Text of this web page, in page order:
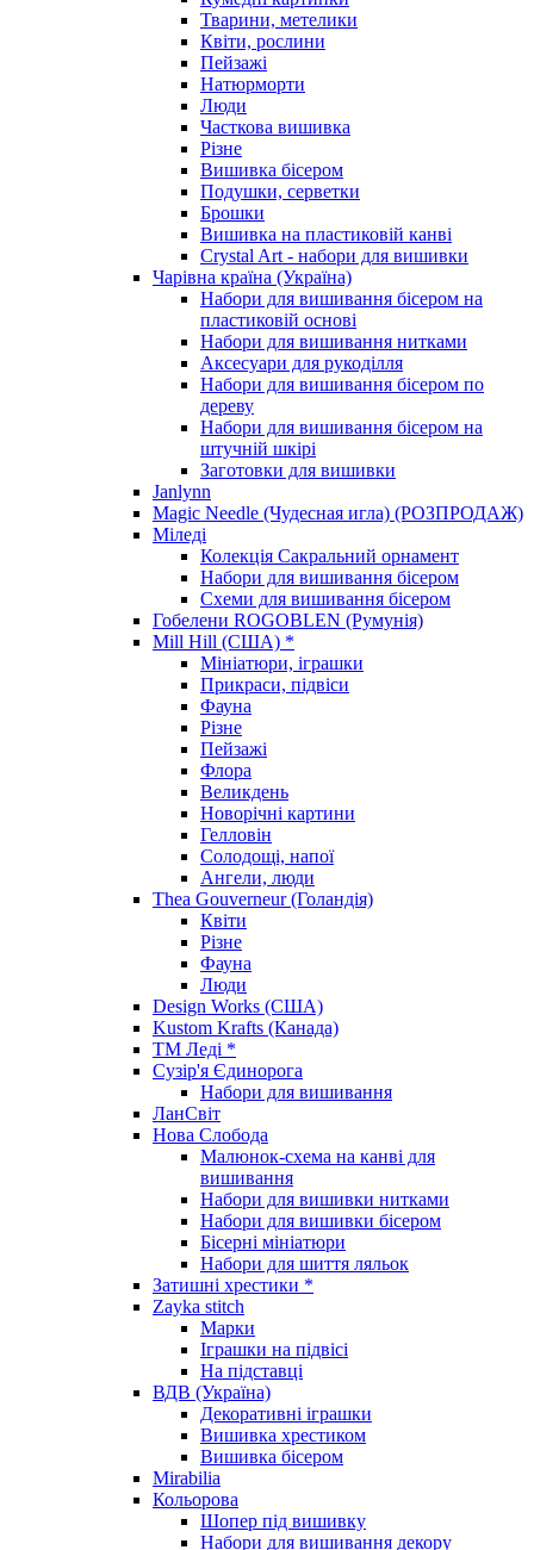
Тварини, метелики
Квіти, рослини
Пейзажі
Натюрморти
Люди
Часткова вишивка
Різне
Вишивка бісером
Подушки, серветки
Брошки
Вишивка на пластиковій канві
Crystal Art - набори для вишивки
Чарівна країна (Україна)
Набори для вишивання бісером на
пластиковій основі
Набори для вишивання нитками
Аксесуари для рукоділля
Набори для вишивання бісером по
дереву
Набори для вишивання бісером на
штучній шкірі
Заготовки для вишивки
Janlynn
Magic Needle (Чудесная игла) (РОЗПРОДАЖ)
Міледі
Колекція Сакральний орнамент
Набори для вишивання бісером
Схеми для вишивання бісером
Гобелени ROGOBLEN (Румунія)
Mill Hill (США) *
Мініатюри, іграшки
Прикраси, підвіси
Фауна
Різне
Пейзажі
Флора
Великдень
Новорічні картини
Гелловін
Солодощі, напої
Ангели, люди
Thea Gouverneur (Голандія)
Квіти
Різне
Фауна
Люди
Design Works (США)
Kustom Krafts (Канада)
ТМ Леді *
Сузір'я Єдинорога
Набори для вишивання
ЛанСвіт
Нова Слобода
Малюнок-схема на канві для
вишивання
Набори для вишивки нитками
Набори для вишивки бісером
Бісерні мініатюри
Набори для шиття ляльок
Затишні хрестики *
Zayka stitch
Марки
Іграшки на підвісі
На підставці
ВДВ (Україна)
Декоративні іграшки
Вишивка хрестиком
Вишивка бісером
Mirabilia
Кольорова
Шопер під вишивку
Набори для вишивання декору